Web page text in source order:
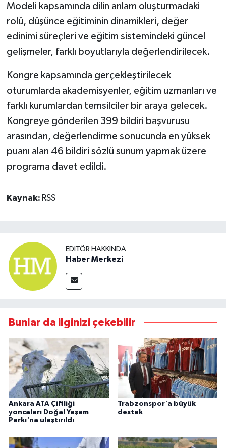
Modeli kapsamında dilin anlam oluşturmadaki
rolü, düşünce eğitiminin dinamikleri, değer
edinimi süreçleri ve eğitim sistemindeki güncel
gelişmeler, farklı boyutlarıyla değerlendirilecek.
Kongre kapsamında gerçekleştirilecek
oturumlarda akademisyenler, eğitim uzmanları ve
farklı kurumlardan temsilciler bir araya gelecek.
Kongreye gönderilen 399 bildiri başvurusu
arasından, değerlendirme sonucunda en yüksek
puanı alan 46 bildiri sözlü sunum yapmak üzere
programa davet edildi.
Kaynak: RSS
EDITÖR HAKKINDA
Haber Merkezi
Bunlar da ilginizi çekebilir
Ankara ATA Çiftliği
yoncaları Doğal Yaşam
Parkı'na ulaştırıldı
Trabzonspor'a büyük
destek